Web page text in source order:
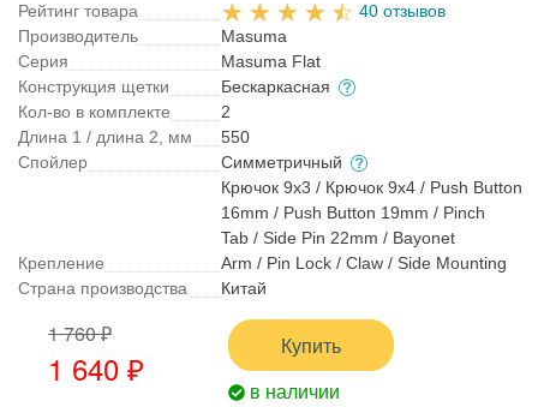
Рейтинг товара
40 отзывов
Производитель
Masuma
Серия
Masuma Flat
Конструкция щетки
Бескаркасная
Кол-во в комплекте
2
Длина 1 / длина 2, мм
550
Спойлер
Симметричный
Крепление
Крючок 9x3 / Крючок 9x4 / Push Button
16mm / Push Button 19mm / Pinch
Tab / Side Pin 22mm / Bayonet
Arm / Pin Lock / Claw / Side Mounting
Страна производства
Китай
1 760 ₽
1 640 ₽
Купить
в наличии